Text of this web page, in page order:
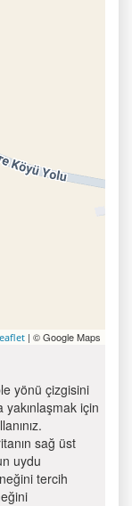
| © Google Maps
yönü çizgisini
için
sağ üst
uydu
tercih